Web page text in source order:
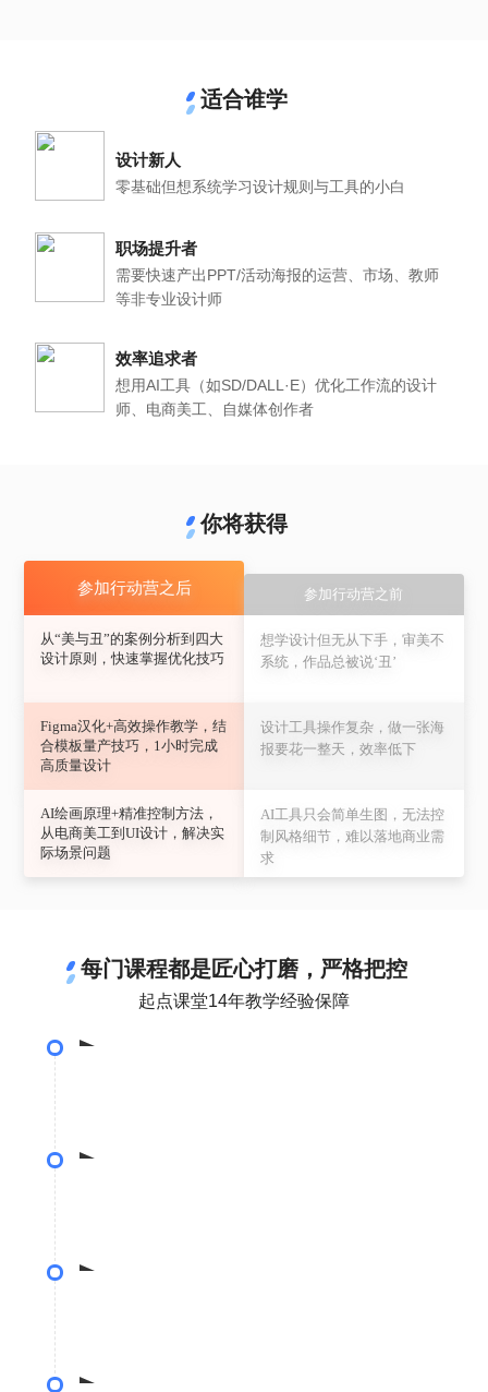
适合谁学
设计新人
零基础但想系统学习设计规则与工具的小白
职场提升者
需要快速产出PPT/活动海报的运营、市场、教师
等非专业设计师
效率追求者
想用AI工具（如SD/DALL·E）优化工作流的设计
师、电商美工、自媒体创作者
你将获得
参加行动营之后
从“美与丑”的案例分析到四大
设计原则，快速掌握优化技巧
Figma汉化+高效操作教学，结
合模板量产技巧，1小时完成
高质量设计
AI绘画原理+精准控制方法，
从电商美工到UI设计，解决实
际场景问题
参加行动营之前
想学设计但无从下手，审美不
系统，作品总被说‘丑’
设计工具操作复杂，做一张海
报要花一整天，效率低下
AI工具只会简单生图，无法控
制风格细节，难以落地商业需
求
每门课程都是匠心打磨，严格把控
起点课堂14年教学经验保障